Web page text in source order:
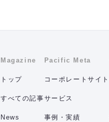
Magazine
トップ
すべての記事
News
Pacific Meta
コーポレートサイト
サービス
事例・実績